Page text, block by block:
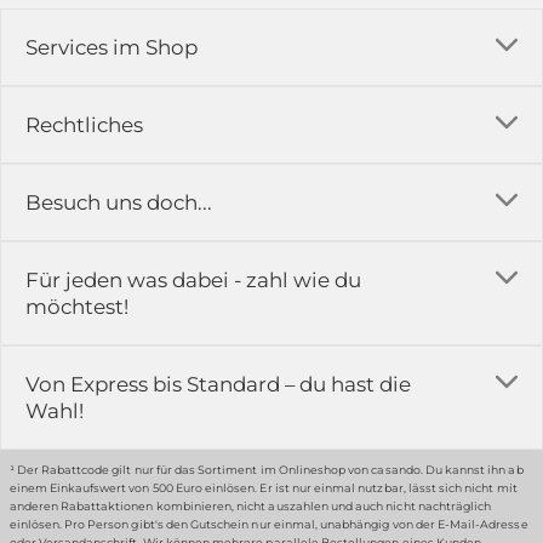
Rechtliches
Impressum
Rückgabe & Reklamation
Widerrufsrecht
Datenschutz-Einstellung
Erklärung zur Barrierefreiheit
Services im Shop
Versandkosten
Erfahrungsberichte & Bewertungen
Kontakt
Karriere
Gewerbekunden
Grounding Page
Besuch uns doch...
in der Ausstellung...
51789 Lindlar
Hinweis:
… oder in unserem Fachmarkt
Für jeden was dabei - zahl wie du
möchtest!
Von Express bis Standard – du hast die
Wahl!
¹ Der Rabattcode gilt nur für das Sortiment im Onlineshop von casando. Du kannst ihn ab
einem Einkaufswert von 500 Euro einlösen. Er ist nur einmal nutzbar, lässt sich nicht mit
anderen Rabattaktionen kombinieren, nicht auszahlen und auch nicht nachträglich
einlösen. Pro Person gibt's den Gutschein nur einmal, unabhängig von der E-Mail-Adresse